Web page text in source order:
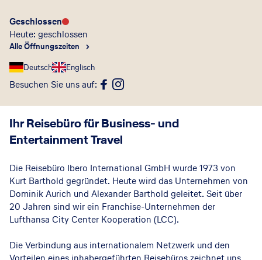
Geschlossen
Heute: geschlossen
Alle Öffnungszeiten
Deutsch
Englisch
Besuchen Sie uns auf:
Ihr Reisebüro für Business- und
Entertainment Travel
Die Reisebüro Ibero International GmbH wurde 1973 von
Kurt Barthold gegründet. Heute wird das Unternehmen von
Dominik Aurich und Alexander Barthold geleitet. Seit über
20 Jahren sind wir ein Franchise-Unternehmen der
Lufthansa City Center Kooperation (LCC).
Die Verbindung aus internationalem Netzwerk und den